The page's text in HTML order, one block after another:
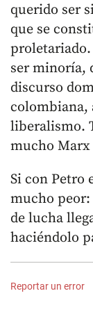
querido ser
que se
proletariado.
ser minoría,
discurso
colombiana,
liberalismo.
mucho Marx
Si con Petro
mucho
de lucha
haciéndolo
Reportar un error